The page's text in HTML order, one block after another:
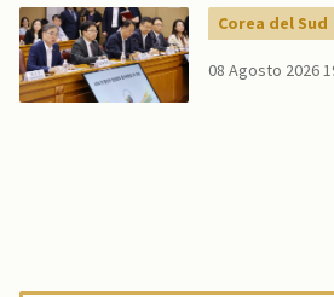
Corea del Sud
08 Agosto 2026